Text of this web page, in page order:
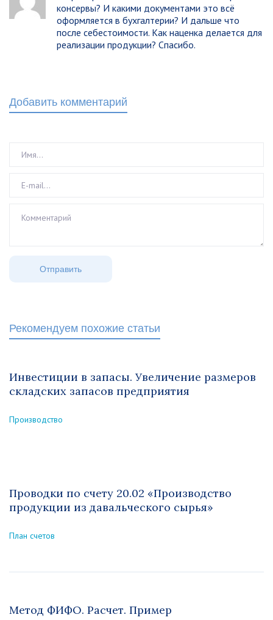
консервы? И какими документами это всё
оформляется в бухгалтерии? И дальше что
после себестоимости. Как наценка делается для
реализации продукции? Спасибо.
Добавить комментарий
Рекомендуем похожие статьи
Инвестиции в запасы. Увеличение размеров
складских запасов предприятия
Производство
Проводки по счету 20.02 «Производство
продукции из давальческого сырья»
План счетов
Метод ФИФО. Расчет. Пример